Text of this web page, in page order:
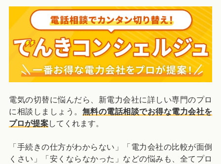
電気の切替に悩んだら、新電力会社に詳しい専門のプロ
に相談しましょう。 無料の電話相談でお得な電力会社を
プロが提案してくれます。
「手続きの仕方がわからない」「電力会社の比較が面倒
くさい」「安くならなかった」などの悩みも、全てプロ